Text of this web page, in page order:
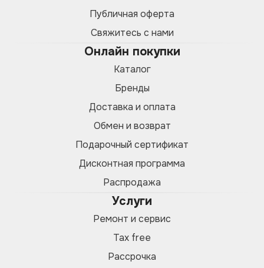
Публичная оферта
Свяжитесь с нами
Онлайн покупки
Каталог
Бренды
Доставка и оплата
Обмен и возврат
Подарочный сертификат
Дисконтная программа
Распродажа
Услуги
Ремонт и сервис
Tax free
Рассрочка